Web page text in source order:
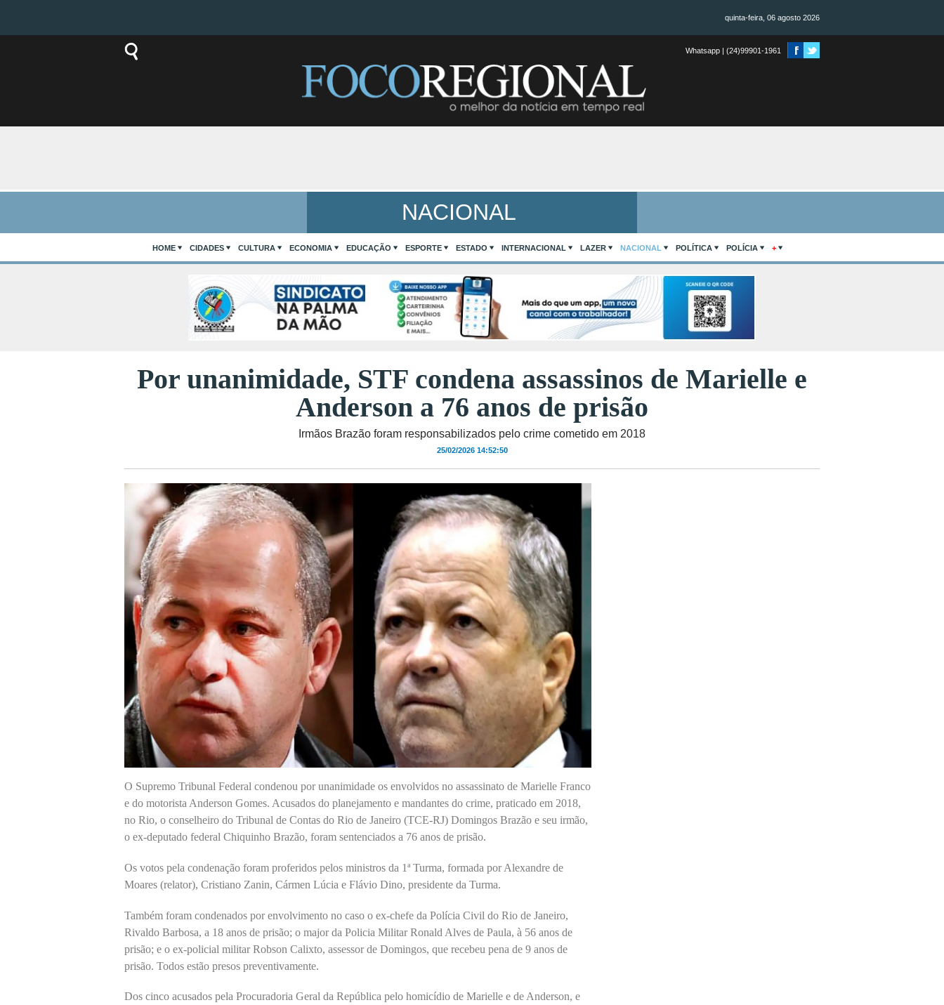
quinta-feira, 06 agosto 2026
Whatsapp | (24)99901-1961
NACIONAL
HOME CIDADES CULTURA ECONOMIA EDUCAÇÃO ESPORTE ESTADO INTERNACIONAL LAZER NACIONAL POLÍTICA POLÍCIA +
Por unanimidade, STF condena assassinos de Marielle e
Anderson a 76 anos de prisão
Irmãos Brazão foram responsabilizados pelo crime cometido em 2018
25/02/2026 14:52:50
O Supremo Tribunal Federal condenou por unanimidade os envolvidos no assassinato de Marielle Franco
e do motorista Anderson Gomes. Acusados do planejamento e mandantes do crime, praticado em 2018,
no Rio, o conselheiro do Tribunal de Contas do Rio de Janeiro (TCE-RJ) Domingos Brazão e seu irmão,
o ex-deputado federal Chiquinho Brazão, foram sentenciados a 76 anos de prisão.
Os votos pela condenação foram proferidos pelos ministros da 1ª Turma, formada por Alexandre de
Moares (relator), Cristiano Zanin, Cármen Lúcia e Flávio Dino, presidente da Turma.
Também foram condenados por envolvimento no caso o ex-chefe da Polícia Civil do Rio de Janeiro,
Rivaldo Barbosa, a 18 anos de prisão; o major da Policia Militar Ronald Alves de Paula, à 56 anos de
prisão; e o ex-policial militar Robson Calixto, assessor de Domingos, que recebeu pena de 9 anos de
prisão. Todos estão presos preventivamente.
Dos cinco acusados pela Procuradoria Geral da República pelo homicídio de Marielle e de Anderson, e